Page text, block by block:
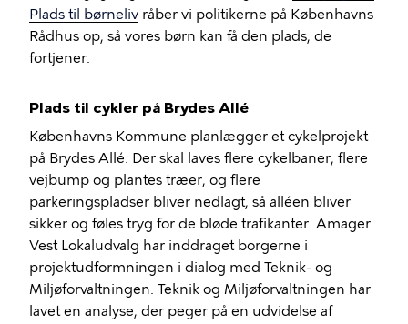
Plads til børneliv råber vi politikerne på Københavns
Rådhus op, så vores børn kan få den plads, de
fortjener.
Plads til cykler på Brydes Allé
Københavns Kommune planlægger et cykelprojekt
på Brydes Allé. Der skal laves flere cykelbaner, flere
vejbump og plantes træer, og flere
parkeringspladser bliver nedlagt, så alléen bliver
sikker og føles tryg for de bløde trafikanter. Amager
Vest Lokaludvalg har inddraget borgerne i
projektudformningen i dialog med Teknik- og
Miljøforvaltningen. Teknik og Miljøforvaltningen har
lavet en analyse, der peger på en udvidelse af